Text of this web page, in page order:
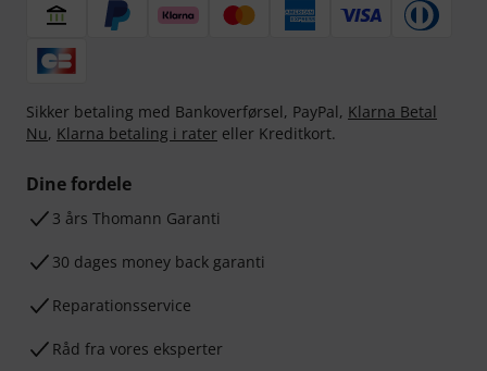
Sikker betaling med Bankoverførsel, PayPal, Klarna Betal
Nu, Klarna betaling i rater eller Kreditkort.
Dine fordele
3 års Thomann Garanti
30 dages money back garanti
Reparationsservice
Råd fra vores eksperter